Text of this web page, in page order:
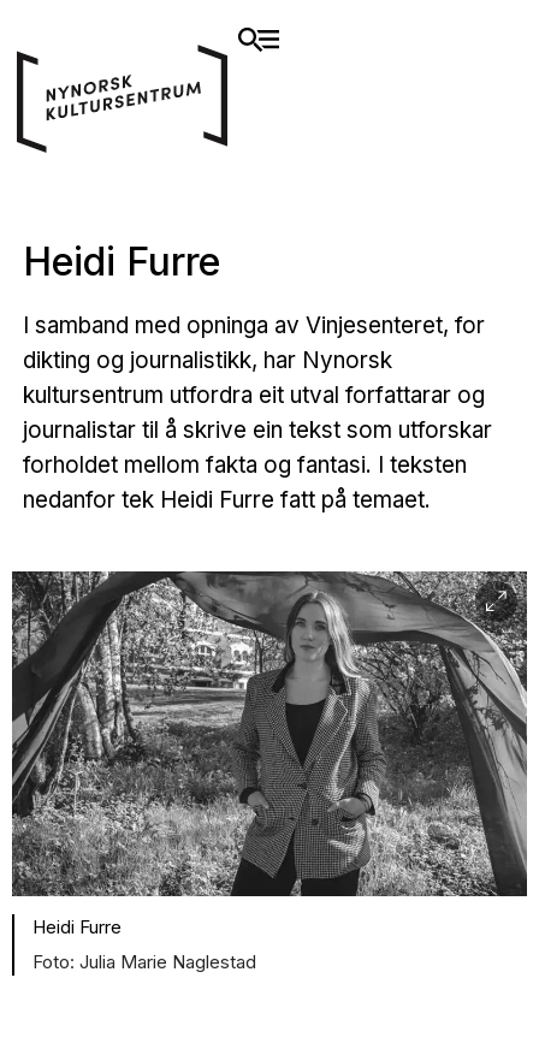
Heidi Furre
I samband med opninga av Vinjesenteret, for
dikting og journalistikk, har Nynorsk
kultursentrum utfordra eit utval forfattarar og
journalistar til å skrive ein tekst som utforskar
forholdet mellom fakta og fantasi. I teksten
nedanfor tek Heidi Furre fatt på temaet.
Heidi Furre
Julia Marie Naglestad